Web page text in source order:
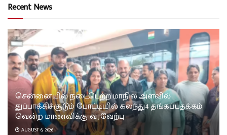
Recent News
சென்னையில் நடைபெற்ற மாநில அளவில்
துப்பாக்கிச்சூடும் போட்டியில் கலந்து4 தங்கப்பதக்கம்
வென்ற மாணவிக்கு வரவேற்பு
AUGUST 6, 2026